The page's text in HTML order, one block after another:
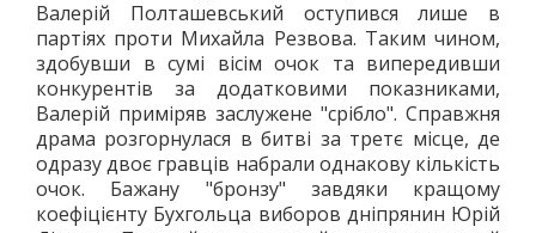
Валерій Полташевський оступився лише в
партіях проти Михайла Резвова. Таким чином,
здобувши в сумі вісім очок та випередивши
конкурентів за додатковими показниками,
Валерій приміряв заслужене "срібло". Справжня
драма розгорнулася в битві за третє місце, де
одразу двоє гравців набрали однакову кількість
очок. Бажану "бронзу" завдяки кращому
коефіцієнту Бухгольца виборов дніпрянин Юрій